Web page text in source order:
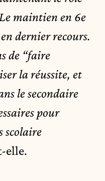
maintien en 6e
dernier recours.
de “faire
la réussite, et
le secondaire
pour
scolaire
elle.